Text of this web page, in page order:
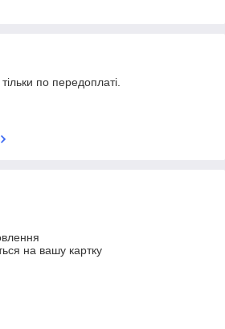
по передоплаті.
на вашу картку